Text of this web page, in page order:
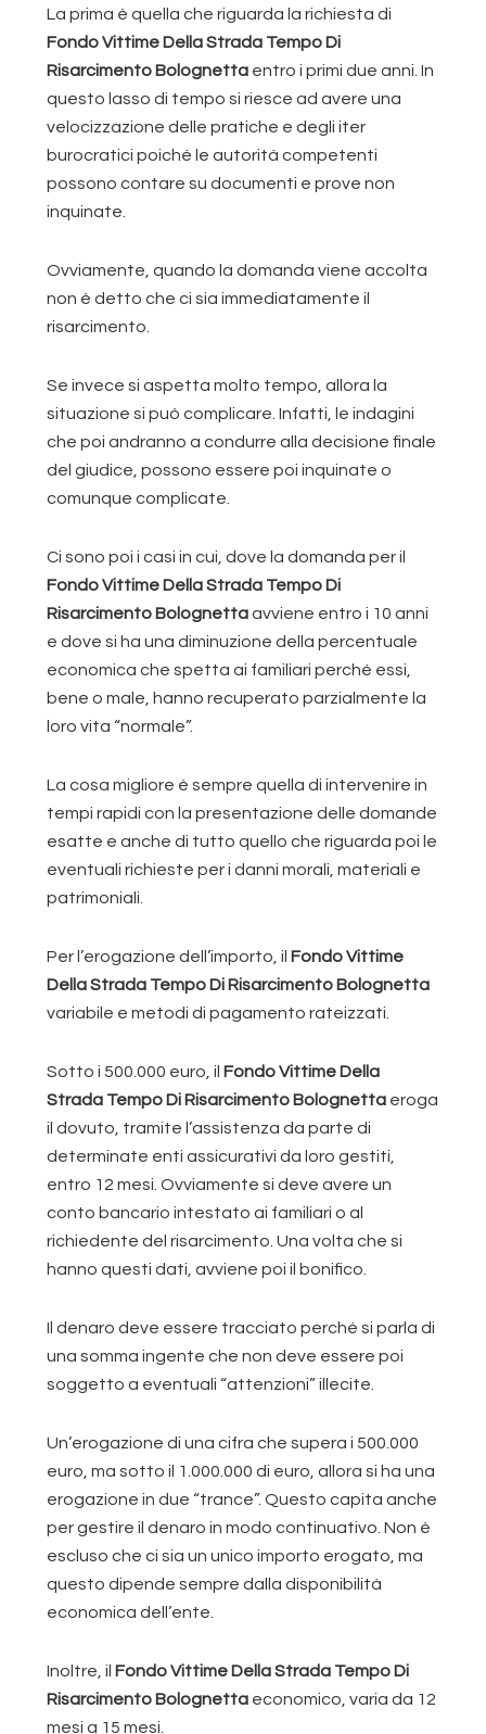
La prima è quella che riguarda la richiesta di
Fondo Vittime Della Strada Tempo Di
Risarcimento Bolognetta entro i primi due anni. In
questo lasso di tempo si riesce ad avere una
velocizzazione delle pratiche e degli iter
burocratici poiché le autorità competenti
possono contare su documenti e prove non
inquinate.
Ovviamente, quando la domanda viene accolta
non è detto che ci sia immediatamente il
risarcimento.
Se invece si aspetta molto tempo, allora la
situazione si può complicare. Infatti, le indagini
che poi andranno a condurre alla decisione finale
del giudice, possono essere poi inquinate o
comunque complicate.
Ci sono poi i casi in cui, dove la domanda per il
Fondo Vittime Della Strada Tempo Di
Risarcimento Bolognettaavviene entro i 10 anni
e dove si ha una diminuzione della percentuale
economica che spetta ai familiari perché essi,
bene o male, hanno recuperato parzialmente la
loro vita “normale”.
La cosa migliore è sempre quella di intervenire in
tempi rapidi con la presentazione delle domande
esatte e anche di tutto quello che riguarda poi le
eventuali richieste per i danni morali, materiali e
patrimoniali.
Per l’erogazione dell’importo, il Fondo Vittime
Della Strada Tempo Di Risarcimento Bolognetta
variabile e metodi di pagamento rateizzati.
Sotto i 500.000 euro, il Fondo Vittime Della
Strada Tempo Di Risarcimento Bolognetta eroga
il dovuto, tramite l’assistenza da parte di
determinate enti assicurativi da loro gestiti,
entro 12 mesi. Ovviamente si deve avere un
conto bancario intestato ai familiari o al
richiedente del risarcimento. Una volta che si
hanno questi dati, avviene poi il bonifico.
Il denaro deve essere tracciato perché si parla di
una somma ingente che non deve essere poi
soggetto a eventuali “attenzioni” illecite.
Un’erogazione di una cifra che supera i 500.000
euro, ma sotto il 1.000.000 di euro, allora si ha una
erogazione in due “trance”. Questo capita anche
per gestire il denaro in modo continuativo. Non è
escluso che ci sia un unico importo erogato, ma
questo dipende sempre dalla disponibilità
economica dell’ente.
Inoltre, il Fondo Vittime Della Strada Tempo Di
Risarcimento Bolognetta economico, varia da 12
mesi a 15 mesi.